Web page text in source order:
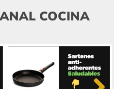
COCINA